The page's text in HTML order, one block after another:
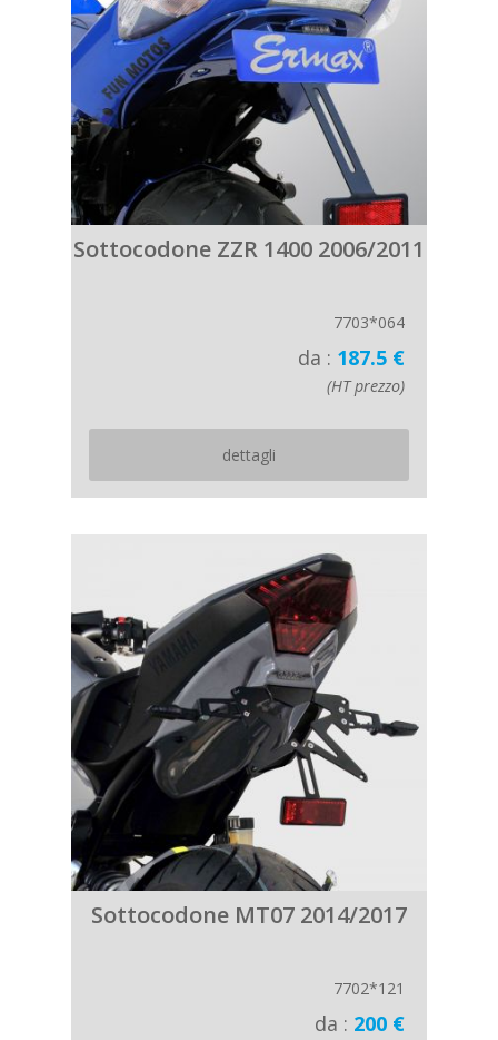
Sottocodone ZZR 1400 2006/2011
7703*064
da : 187.5 €
(HT prezzo)
dettagli
Sottocodone MT07 2014/2017
7702*121
da : 200 €